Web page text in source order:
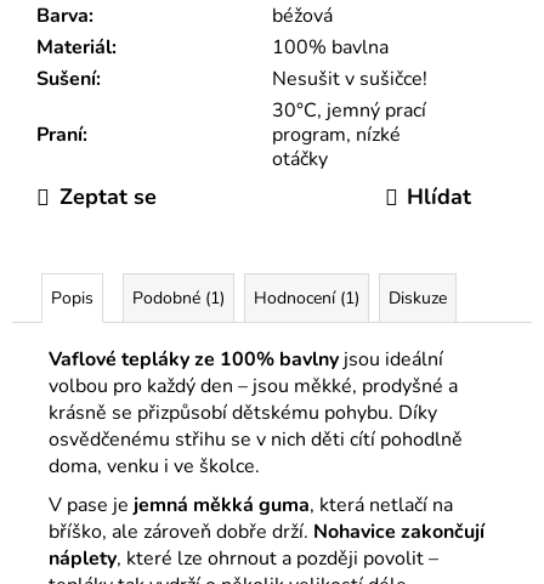
Barva:
béžová
Materiál:
100% bavlna
Sušení: Nesušit v sušičce!
Praní:
30°C, jemný prací
program, nízké
otáčky
Zeptat se Hlídat
Popis Podobné (1) Hodnocení (1) Diskuze
Vaflové tepláky ze 100% bavlny jsou ideální
volbou pro každý den – jsou měkké, prodyšné a
krásně se přizpůsobí dětskému pohybu. Díky
osvědčenému střihu se v nich děti cítí pohodlně
doma, venku i ve školce.
V pase je jemná měkká guma, která netlačí na
bříško, ale zároveň dobře drží. Nohavice zakončují
náplety, které lze ohrnout a později povolit –